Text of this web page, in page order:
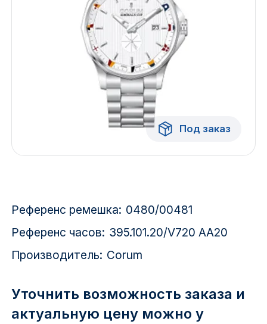
Владивосток
1 Поселок
2717 км
3-й Участок
Под заказ
Референс ремешка: 0480/00481
Референс часов: 395.101.20/V720 AA20
Производитель: Corum
Уточнить возможность заказа и
актуальную цену можно у